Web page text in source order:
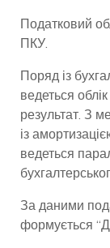
Податковий
ПКУ.
Поряд із
ведеться
результат. З
із
ведеться
За даними
формується